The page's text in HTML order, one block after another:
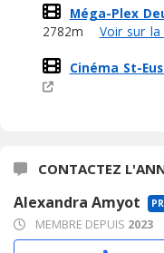
Méga-Plex
2782m
Voir sur la
Cinéma St-
CONTACTEZ
Alexandra Amyot
MEMBRE DEPUIS 2023